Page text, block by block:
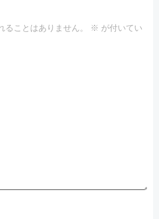
ことはありません。 ※ が付いてい